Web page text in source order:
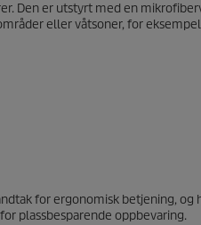
Den er utstyrt med en
eller våtsoner, for
for ergonomisk betjening, og
plassbesparende oppbevaring.